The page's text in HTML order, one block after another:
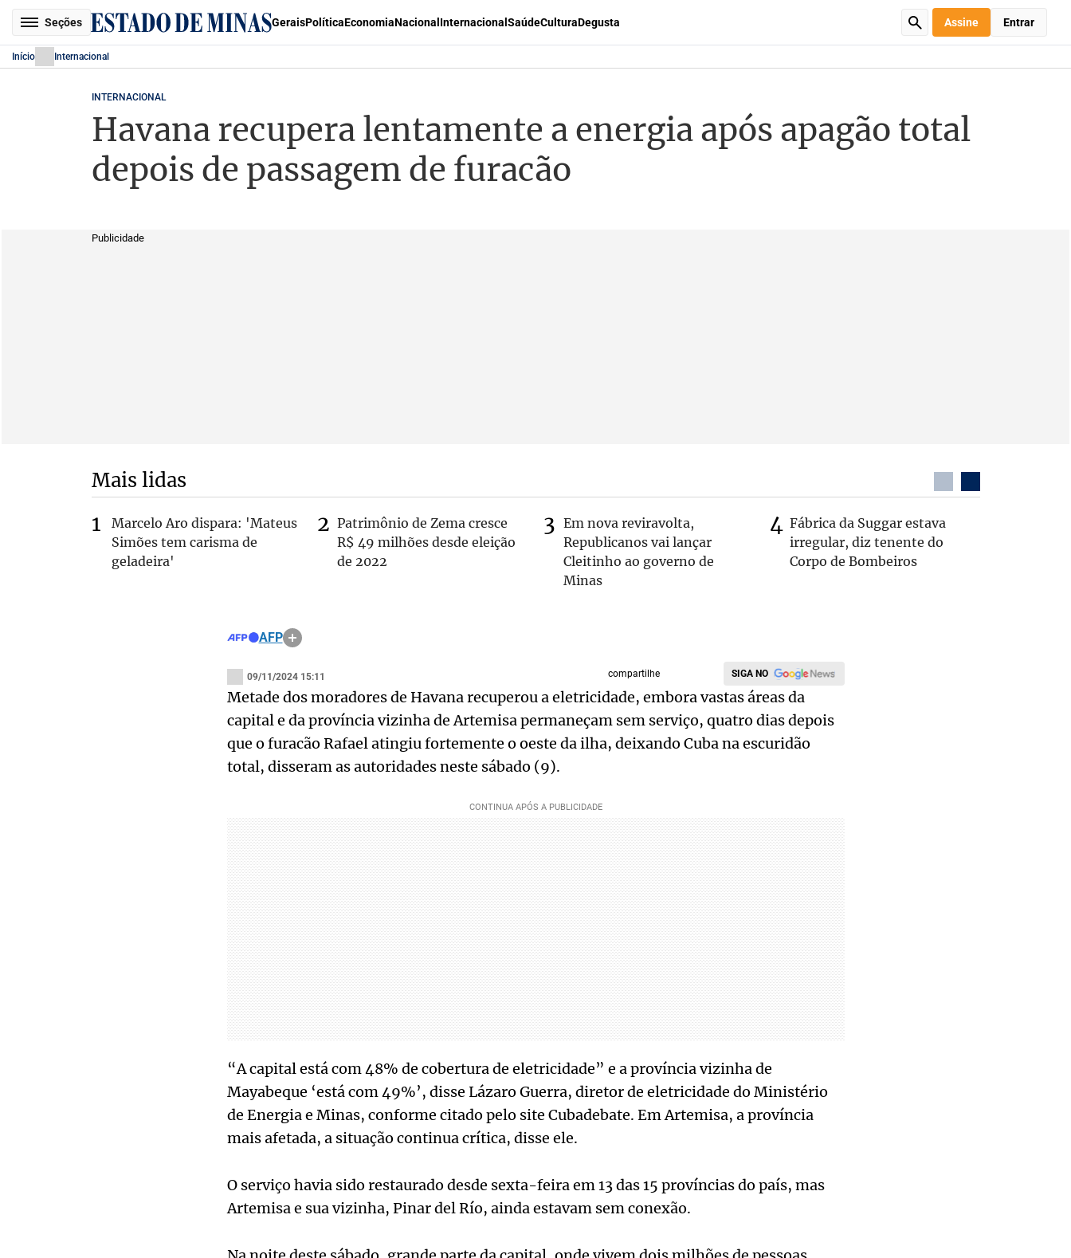
Seções GeraisPolíticaEconomiaNacional Internacional SaúdeCulturaDegusta Assine Entrar
Início Internacional
INTERNACIONAL
Havana recupera lentamente a energia após apagão total
depois de passagem de furacão
Publicidade
Mais lidas
Marcelo Aro dispara: 'Mateus
Simões tem carisma de
geladeira'
Patrimônio de Zema cresce
R$ 49 milhões desde eleição
de 2022
Em nova reviravolta,
Republicanos vai lançar
Cleitinho ao governo de
Minas
Fábrica da Suggar estava
irregular, diz tenente do
Corpo de Bombeiros
AFP
09/11/2024 15:11 compartilhe SIGA NO
Metade dos moradores de Havana recuperou a eletricidade, embora vastas áreas da
capital e da província vizinha de Artemisa permaneçam sem serviço, quatro dias depois
que o furacão Rafael atingiu fortemente o oeste da ilha, deixando Cuba na escuridão
total, disseram as autoridades neste sábado (9).
“A capital está com 48% de cobertura de eletricidade” e a província vizinha de
Mayabeque ‘está com 49%’, disse Lázaro Guerra, diretor de eletricidade do Ministério
de Energia e Minas, conforme citado pelo site Cubadebate. Em Artemisa, a província
mais afetada, a situação continua crítica, disse ele.
O serviço havia sido restaurado desde sexta-feira em 13 das 15 províncias do país, mas
Artemisa e sua vizinha, Pinar del Río, ainda estavam sem conexão.